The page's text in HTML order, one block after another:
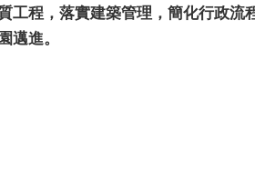
工程，落實建築管理，簡化行政
邁進。